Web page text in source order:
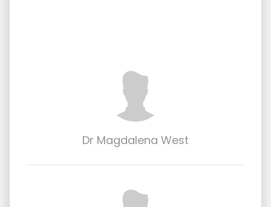
Dr Magdalena West